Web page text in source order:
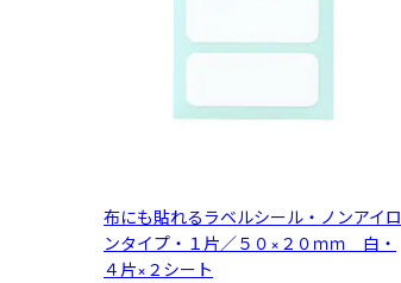
布にも貼れるラベルシール・ノンアイロ
ンタイプ・１片／５０×２０ｍｍ 白・
４片×２シート